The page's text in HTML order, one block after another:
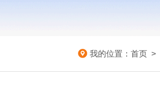
我的位置： 首页 >